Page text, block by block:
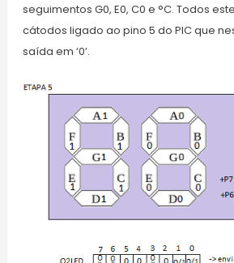
seguimentos G0, E0, C0 e °C. Todos
cátodos ligado ao pino 5 do PIC que
saída em ‘0’.